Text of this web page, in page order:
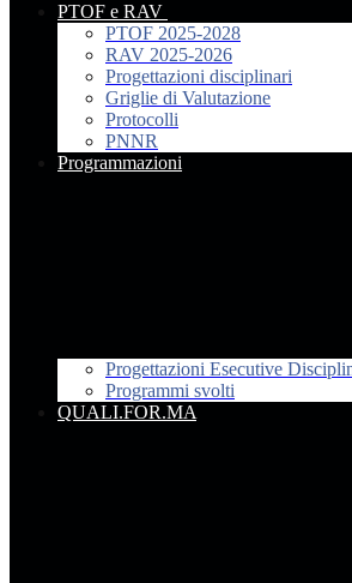
PTOF e RAV
PTOF 2025-2028
RAV 2025-2026
Progettazioni disciplinari
Griglie di Valutazione
Protocolli
PNNR
Programmazioni
Progettazioni Esecutive
Programmi svolti
QUALI.FOR.MA